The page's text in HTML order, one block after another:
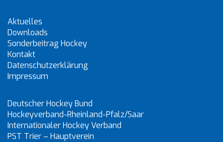
Aktuelles
Downloads
Sonderbeitrag Hockey
Kontakt
Datenschutzerklärung
Impressum
Deutscher Hockey Bund
Hockeyverband-Rheinland-Pfalz/Saar
Internationaler Hockey Verband
PST Trier – Hauptverein